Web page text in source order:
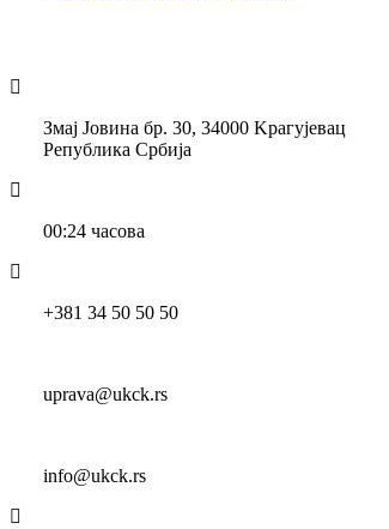
Змај Јовина бр. 30, 34000 Kрагујевац
Република Србија
00:24 часова
+381 34 50 50 50
uprava@ukck.rs
info@ukck.rs